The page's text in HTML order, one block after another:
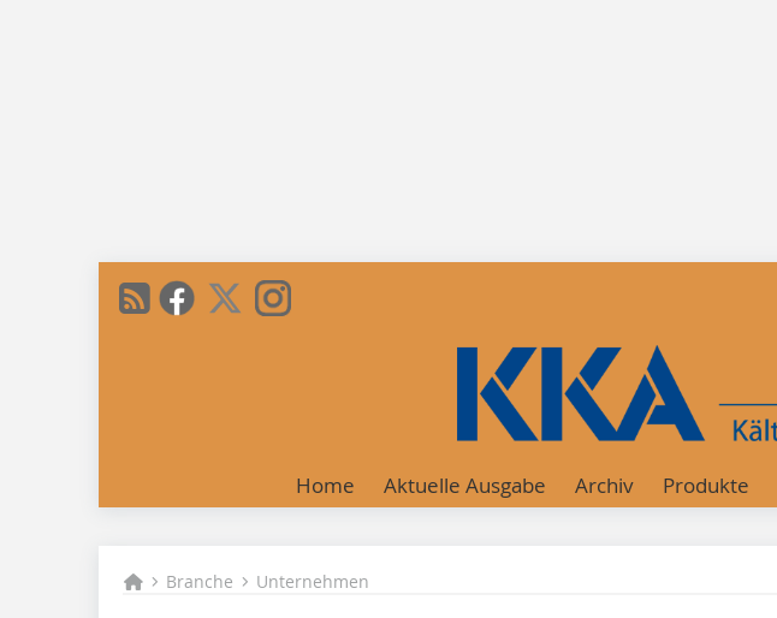
Home Aktuelle Ausgabe Archiv Produkte
Branche Unternehmen